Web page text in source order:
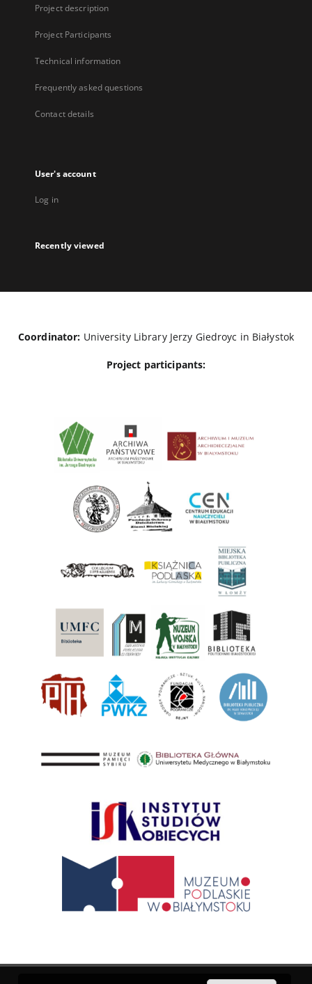
Project description
Project Participants
Technical information
Frequently asked questions
Contact details
User's account
Log in
Recently viewed
Coordinator: University Library Jerzy Giedroyc in Białystok
Project participants: